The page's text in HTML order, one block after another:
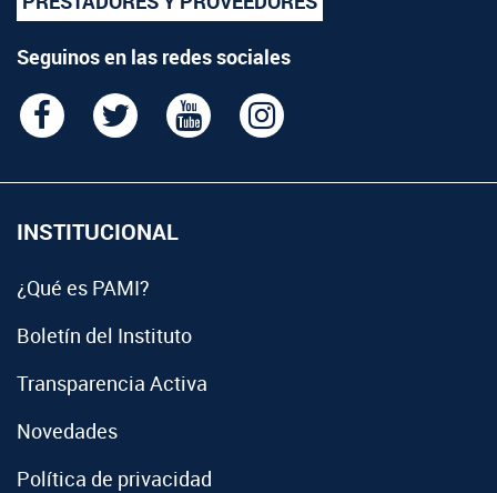
Seguinos en las redes sociales
INSTITUCIONAL
¿Qué es PAMI?
Boletín del Instituto
Transparencia Activa
Novedades
Política de privacidad